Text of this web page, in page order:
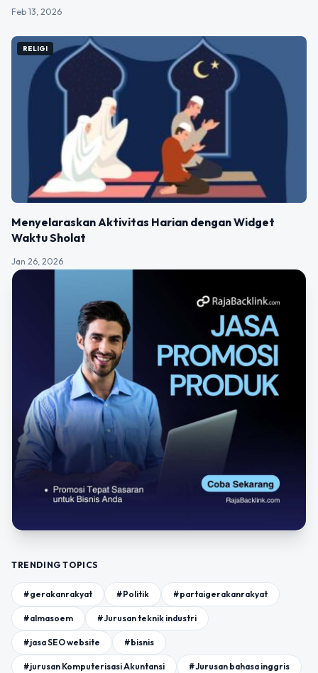
Feb 13, 2026
RELIGI
Menyelaraskan Aktivitas Harian dengan Widget
Waktu Sholat
Jan 26, 2026
TRENDING TOPICS
#gerakanrakyat #Politik #partaigerakanrakyat
#almasoem #Jurusan teknik industri
#jasa SEO website #bisnis
#jurusan Komputerisasi Akuntansi #Jurusan bahasa inggris